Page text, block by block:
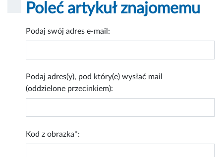
Poleć artykuł znajomemu
Podaj swój adres e-mail:
Podaj adres(y), pod który(e) wysłać mail
(oddzielone przecinkiem):
Kod z obrazka*: